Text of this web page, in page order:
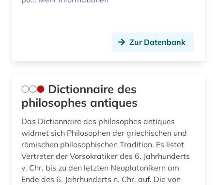
Zur Datenbank
Dictionnaire des
philosophes antiques
Das Dictionnaire des philosophes antiques
widmet sich Philosophen der griechischen und
römischen philosophischen Tradition. Es listet
Vertreter der Vorsokratiker des 6. Jahrhunderts
v. Chr. bis zu den letzten Neoplatonikern am
Ende des 6. Jahrhunderts n. Chr. auf. Die von